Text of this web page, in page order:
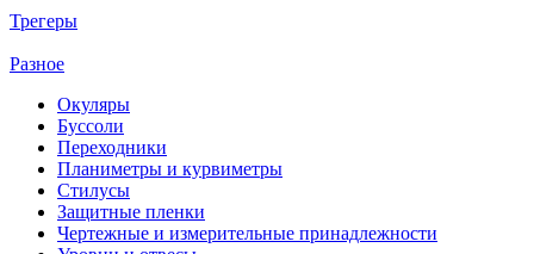
Трегеры
Разное
Окуляры
Буссоли
Переходники
Планиметры и курвиметры
Стилусы
Защитные пленки
Чертежные и измерительные принадлежности